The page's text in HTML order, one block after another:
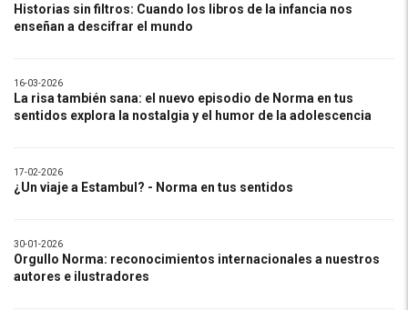
Historias sin filtros: Cuando los libros de la infancia nos
enseñan a descifrar el mundo
16-03-2026
La risa también sana: el nuevo episodio de Norma en tus
sentidos explora la nostalgia y el humor de la adolescencia
17-02-2026
¿Un viaje a Estambul? - Norma en tus sentidos
30-01-2026
Orgullo Norma: reconocimientos internacionales a nuestros
autores e ilustradores